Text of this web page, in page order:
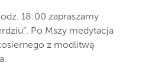
18:00 zapraszamy
Po Mszy medytacja
z modlitwą